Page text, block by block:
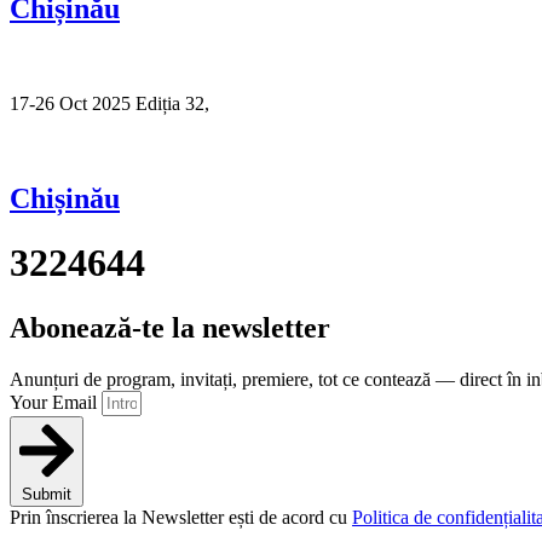
Chișinău
17-26 Oct 2025 Ediția 32,
Chișinău
3224644
Abonează-te la newsletter
Anunțuri de program, invitați, premiere, tot ce contează — direct în
Your Email
Submit
Prin înscrierea la Newsletter ești de acord cu Politica de